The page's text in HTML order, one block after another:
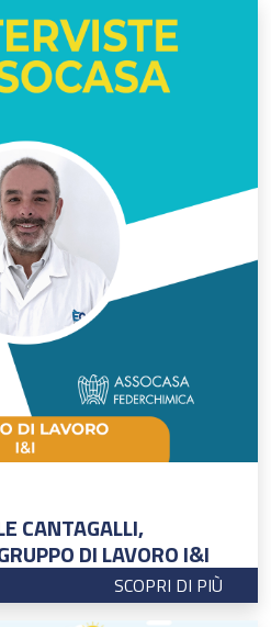
CANTAGALLI,
DI LAVORO I&I
SCOPRI DI PIÙ